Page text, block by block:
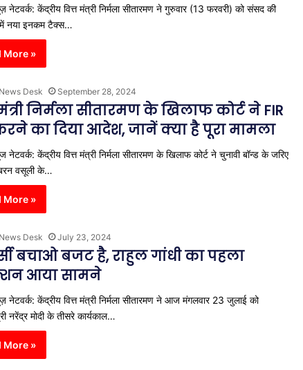
नेटवर्क: केंद्रीय वित्त मंत्री निर्मला सीतारमण ने गुरुवार (13 फरवरी) को संसद की
नया इनकम टैक्स…
More »
Desk September 28, 2024
निर्मला सीतारमण के खिलाफ कोर्ट ने FIR
का दिया आदेश, जानें क्या है पूरा मामला
केंद्रीय वित्त मंत्री निर्मला सीतारमण के खिलाफ कोर्ट ने चुनावी बॉन्ड के जरिए
वसूली के…
More »
Desk July 23, 2024
बचाओ बजट है, राहुल गांधी का पहला
आया सामने
नेटवर्क: केंद्रीय वित्त मंत्री निर्मला सीतारमण ने आज मंगलवार 23 जुलाई को
नरेंद्र मोदी के तीसरे कार्यकाल…
More »
को राहत की पहल: SAS
की